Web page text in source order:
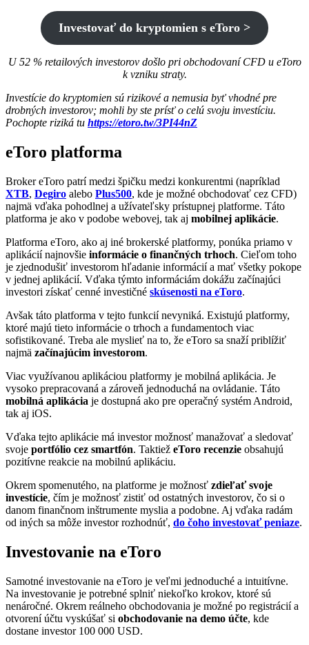
Investovať do kryptomien s eToro >
U 52 % retailových investorov došlo pri obchodovaní CFD u eToro
k vzniku straty.
Investície do kryptomien sú rizikové a nemusia byť vhodné pre
drobných investorov; mohli by ste prísť o celú svoju investíciu.
Pochopte riziká tu https://etoro.tw/3PI44nZ
eToro platforma
Broker eToro patrí medzi špičku medzi konkurentmi (napríklad
XTB, Degiro alebo Plus500, kde je možné obchodovať cez CFD)
najmä vďaka pohodlnej a užívateľsky prístupnej platforme. Táto
platforma je ako v podobe webovej, tak aj mobilnej aplikácie.
Platforma eToro, ako aj iné brokerské platformy, ponúka priamo v
aplikácií najnovšie informácie o finančných trhoch. Cieľom toho
je zjednodušiť investorom hľadanie informácií a mať všetky pokope
v jednej aplikácií. Vďaka týmto informáciám dokážu začínajúci
investori získať cenné investičné skúsenosti na eToro.
Avšak táto platforma v tejto funkcií nevyniká. Existujú platformy,
ktoré majú tieto informácie o trhoch a fundamentoch viac
sofistikované. Treba ale myslieť na to, že eToro sa snaží priblížiť
najmä začínajúcim investorom.
Viac využívanou aplikáciou platformy je mobilná aplikácia. Je
vysoko prepracovaná a zároveň jednoduchá na ovládanie. Táto
mobilná aplikácia je dostupná ako pre operačný systém Android,
tak aj iOS.
Vďaka tejto aplikácie má investor možnosť manažovať a sledovať
svoje portfólio cez smartfón. Taktiež eToro recenzie obsahujú
pozitívne reakcie na mobilnú aplikáciu.
Okrem spomenutého, na platforme je možnosť zdieľať svoje
investície, čím je možnosť zistiť od ostatných investorov, čo si o
danom finančnom inštrumente myslia a podobne. Aj vďaka radám
od iných sa môže investor rozhodnúť, do čoho investovať peniaze.
Investovanie na eToro
Samotné investovanie na eToro je veľmi jednoduché a intuitívne.
Na investovanie je potrebné splniť niekoľko krokov, ktoré sú
nenáročné. Okrem reálneho obchodovania je možné po registrácií a
otvorení účtu vyskúšať si obchodovanie na demo účte, kde
dostane investor 100 000 USD.